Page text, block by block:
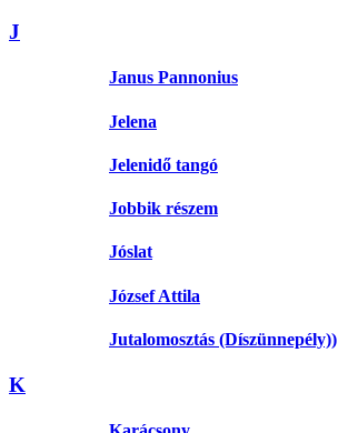
J
Janus Pannonius
Jelena
Jelenidő tangó
Jobbik részem
Jóslat
József Attila
Jutalomosztás (Díszünnepély))
K